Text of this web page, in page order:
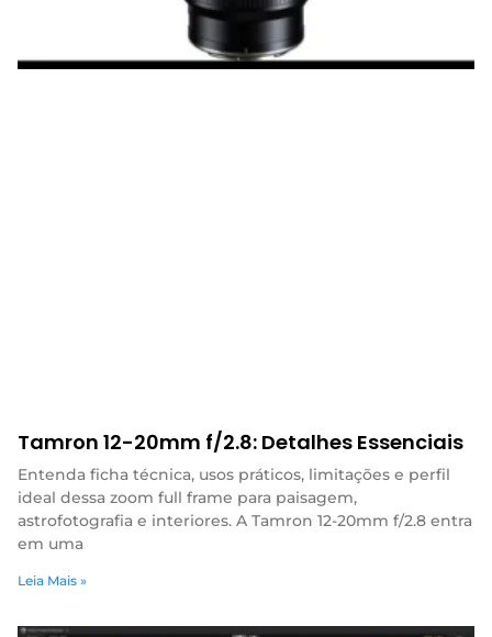
Tamron 12-20mm f/2.8: Detalhes Essenciais
Entenda ficha técnica, usos práticos, limitações e perfil
ideal dessa zoom full frame para paisagem,
astrofotografia e interiores. A Tamron 12-20mm f/2.8 entra
em uma
Leia Mais »